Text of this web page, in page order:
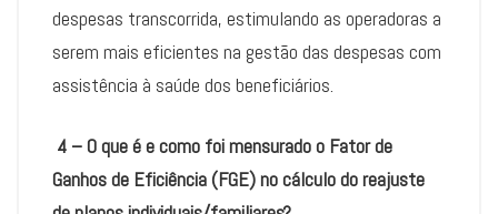
despesas transcorrida, estimulando as operadoras a
serem mais eficientes na gestão das despesas com
assistência à saúde dos beneficiários.
4 – O que é e como foi mensurado o Fator de
Ganhos de Eficiência (FGE) no cálculo do reajuste